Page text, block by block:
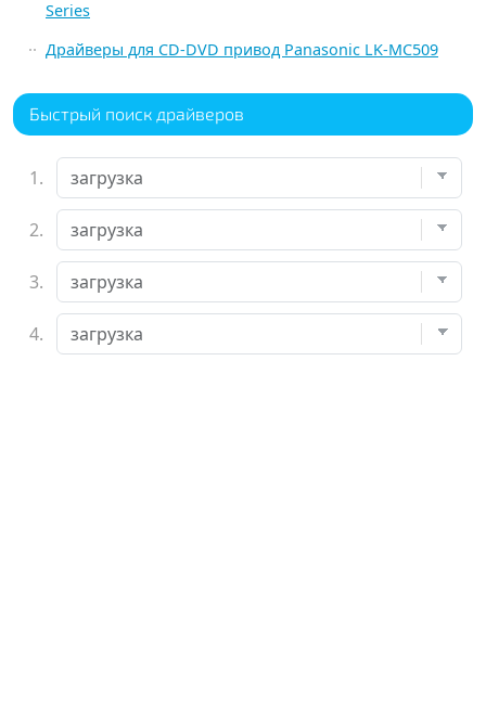
Series
Драйверы для CD-DVD привод Panasonic LK-MC509
Быстрый поиск драйверов
1.
2.
3.
4.